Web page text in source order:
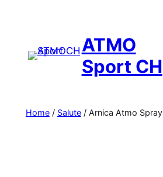
ATMO
Sport CH
Home/ Salute/ Arnica Atmo Spray